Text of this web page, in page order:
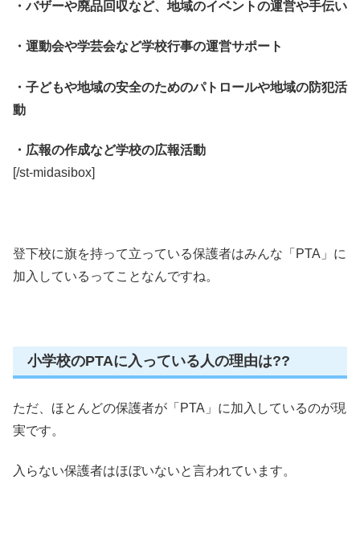
・バザーや廃品回収など、地域のイベントの運営や手伝い
・運動会や学芸会など学校行事の運営サポート
・子どもや地域の安全のためのパトロールや地域の防犯活
動
・広報の作成など学校の広報活動
[/st-midasibox]
登下校に旗を持って立っている保護者はみんな「PTA」に
加入しているってことなんですね。
小学校のPTAに入っている人の理由は??
ただ、ほとんどの保護者が「PTA」に加入しているのが現
実です。
入らない保護者はほぼいないと言われています。